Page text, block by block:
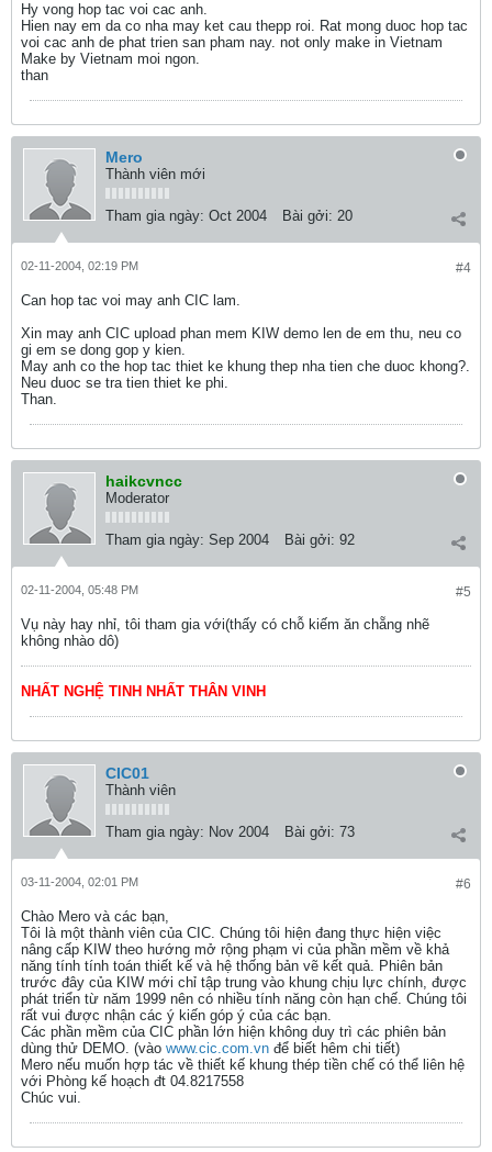
Hy vong hop tac voi cac anh.
Hien nay em da co nha may ket cau thepp roi. Rat mong duoc hop tac
voi cac anh de phat trien san pham nay. not only make in Vietnam
Make by Vietnam moi ngon.
than
Mero
Thành viên mới
Tham gia ngày: Oct 2004 Bài gởi: 20
#4
02-11-2004, 02:19 PM
Can hop tac voi may anh CIC lam.
Xin may anh CIC upload phan mem KIW demo len de em thu, neu co
gi em se dong gop y kien.
May anh co the hop tac thiet ke khung thep nha tien che duoc khong?.
Neu duoc se tra tien thiet ke phi.
Than.
haikcvncc
Moderator
Tham gia ngày: Sep 2004 Bài gởi: 92
#5
02-11-2004, 05:48 PM
Vụ này hay nhỉ, tôi tham gia với(thấy có chỗ kiếm ăn chẵng nhẽ
không nhào dô)
NHẤT NGHỆ TINH NHẤT THÂN VINH
CIC01
Thành viên
Tham gia ngày: Nov 2004 Bài gởi: 73
#6
03-11-2004, 02:01 PM
Chào Mero và các bạn,
Tôi là một thành viên của CIC. Chúng tôi hiện đang thực hiện việc
nâng cấp KIW theo hướng mở rộng phạm vi của phần mềm về khả
năng tính tính toán thiết kế và hệ thống bản vẽ kết quả. Phiên bản
trước đây của KIW mới chỉ tập trung vào khung chịu lực chính, được
phát triển từ năm 1999 nên có nhiều tính năng còn hạn chế. Chúng tôi
rất vui được nhận các ý kiến góp ý của các bạn.
Các phần mềm của CIC phần lớn hiện không duy trì các phiên bản
dùng thử DEMO. (vào www.cic.com.vn để biết hêm chi tiết)
Mero nếu muốn hợp tác về thiết kế khung thép tiền chế có thể liên hệ
với Phòng kế hoạch đt 04.8217558
Chúc vui.